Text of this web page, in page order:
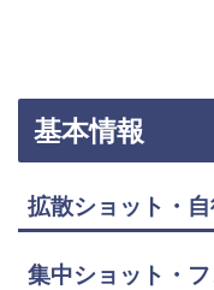
基本情報
拡散ショット・
集中ショット・